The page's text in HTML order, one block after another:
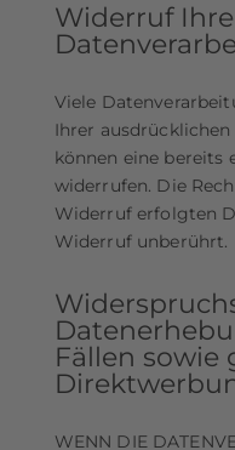
Widerruf
Viele
Ihrer
können eine
widerrufen. Die
Widerruf erfolgten
Widerruf unberührt.
Fällen sowie
WENN DIE